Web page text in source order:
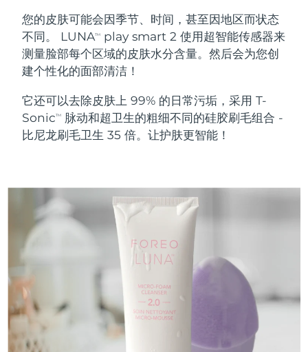
您的皮肤可能会因季节、时间，甚至因地区而状态
不同。 LUNATM
play smart 2 使用超智能传感器来
测量脸部每个区域的皮肤水分含量。然后会为您创
建个性化的面部清洁！
它还可以去除皮肤上 99% 的日常污垢，采用 T-
SonicTM
脉动和超卫生的粗细不同的硅胶刷毛组合 -
比尼龙刷毛卫生 35 倍。让护肤更智能！
面部清洁
LUNA™ 4 套装
Anti-aging massage
LUNA™ 4 Plus
LUNA™ 4 Men
For men, anti-aging massage
LUNA™ 4 mini
For young skin, T-zone
LUNA™ 4 go
紧致提拉
BEAR™ 2 套装
Microcurrent toning
BEAR™ 2 go
BEAR™ 2 eyes & lips
Microcurrent line smoothing device
面部提拉护理
Premium anti-aging skincare
BEAR™ 设备
补水保湿
UFO™ 3 套装
UFO™ 3 LED
Near-infrared and red light therapy
UFO™ 3 mini
Red light therapy device for young skin
口腔护理
issa™ 4
issa™ 4 plus
Smart hybrid silicone sonic toothbrush
issa™ 4 smile
Hybrid silicone sonic toothbrush
抗老
FAQ™ 101
Clinical anti-aging
FAQ™ 102
LED治疗
NEW
FAQ™ 201
FAQ™ 202
生发 肌肤年轻化
比利时 预计送达日期8/11/26
百慕大
波斯尼亚和黑塞哥维那 预计送达日期 8/14/26
文莱 预计送达日期
加拿大 预计送达日期
智利
中国 预计送达日期
哥伦比亚 8/15/26
克罗地亚 8/11/26